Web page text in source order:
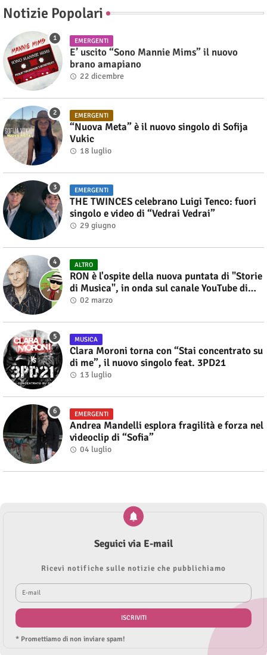
Notizie Popolari
EMERGENTI
E’ uscito “Sono Mannie Mims” il nuovo
brano amapiano
22 dicembre
EMERGENTI
“Nuova Meta” è il nuovo singolo di Sofija
Vukic
18 luglio
EMERGENTI
THE TWINCES celebrano Luigi Tenco: fuori
singolo e video di “Vedrai Vedrai”
29 giugno
ALTRO
RON è l'ospite della nuova puntata di "Storie
di Musica", in onda sul canale YouTube di
Alberto Salerno
02 marzo
MUSICA
Clara Moroni torna con “Stai concentrato su
di me”, il nuovo singolo feat. 3PD21
13 luglio
EMERGENTI
Andrea Mandelli esplora fragilità e forza nel
videoclip di “Sofia”
04 luglio
Seguici via E-mail
Ricevi notifiche sulle notizie che pubblichiamo
* Promettiamo di non inviare spam!